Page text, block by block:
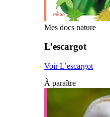
Mes docs nature
L’escargot
Voir L’escargot
À paraître